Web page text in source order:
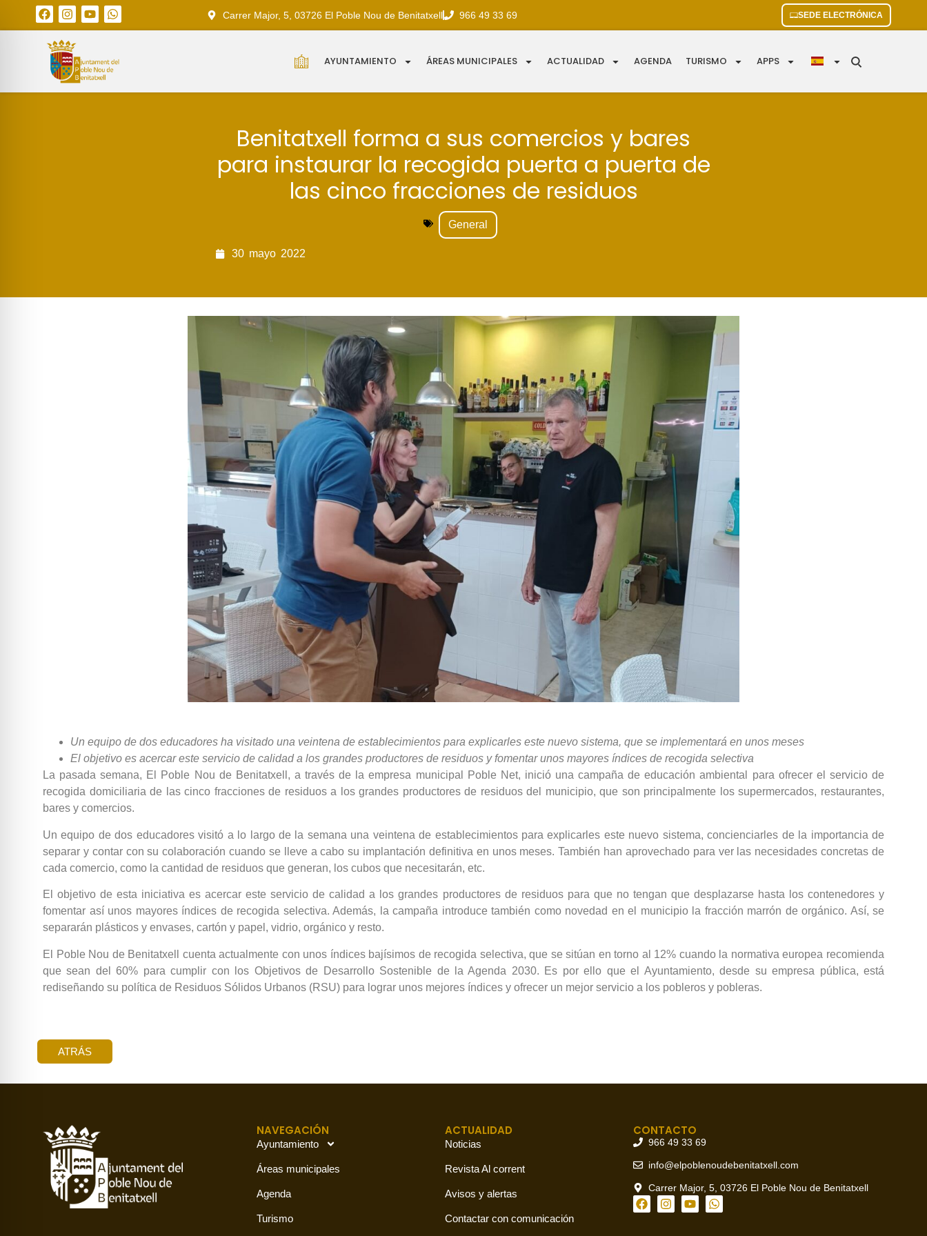
Carrer Major, 5, 03726 El Poble Nou de Benitatxell 966 49 33 69 SEDE ELECTRÓNICA
AYUNTAMIENTO ÁREAS MUNICIPALES ACTUALIDAD AGENDA TURISMO APPS
Benitatxell forma a sus comercios y bares
para instaurar la recogida puerta a puerta de
las cinco fracciones de residuos
General
30 mayo 2022
Un equipo de dos educadores ha visitado una veintena de establecimientos para explicarles este nuevo sistema, que se implementará en unos meses
El objetivo es acercar este servicio de calidad a los grandes productores de residuos y fomentar unos mayores índices de recogida selectiva
La pasada semana, El Poble Nou de Benitatxell, a través de la empresa municipal Poble Net, inició una campaña de educación ambiental para ofrecer el servicio de
recogida domiciliaria de las cinco fracciones de residuos a los grandes productores de residuos del municipio, que son principalmente los supermercados, restaurantes,
bares y comercios.
Un equipo de dos educadores visitó a lo largo de la semana una veintena de establecimientos para explicarles este nuevo sistema, concienciarles de la importancia de
separar y contar con su colaboración cuando se lleve a cabo su implantación definitiva en unos meses. También han aprovechado para ver las necesidades concretas de
cada comercio, como la cantidad de residuos que generan, los cubos que necesitarán, etc.
El objetivo de esta iniciativa es acercar este servicio de calidad a los grandes productores de residuos para que no tengan que desplazarse hasta los contenedores y
fomentar así unos mayores índices de recogida selectiva. Además, la campaña introduce también como novedad en el municipio la fracción marrón de orgánico. Así, se
separarán plásticos y envases, cartón y papel, vidrio, orgánico y resto.
El Poble Nou de Benitatxell cuenta actualmente con unos índices bajísimos de recogida selectiva, que se sitúan en torno al 12% cuando la normativa europea recomienda
que sean del 60% para cumplir con los Objetivos de Desarrollo Sostenible de la Agenda 2030. Es por ello que el Ayuntamiento, desde su empresa pública, está
rediseñando su política de Residuos Sólidos Urbanos (RSU) para lograr unos mejores índices y ofrecer un mejor servicio a los pobleros y pobleras.
ATRÁS
NAVEGACIÓN
Ayuntamiento
Áreas municipales
Agenda
Turismo
ACTUALIDAD
Noticias
Revista Al corrent
Avisos y alertas
Contactar con comunicación
CONTACTO
966 49 33 69
info@elpoblenoudebenitatxell.com
Carrer Major, 5, 03726 El Poble Nou de Benitatxell